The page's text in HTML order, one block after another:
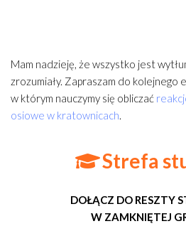
Mam nadzieję, że wszystko jest
zrozumiały. Zapraszam do kolejnego
w którym nauczymy się obliczać
osiowe w kratownicach.
Strefa
DOŁĄCZ DO RESZTY
W ZAMKNIĘTEJ